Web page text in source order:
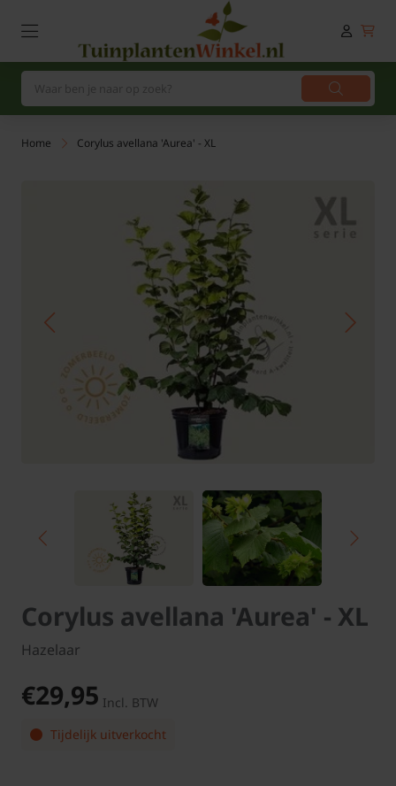
Home Corylus avellana 'Aurea' - XL
Corylus avellana 'Aurea' - XL
Hazelaar
€29,95 Incl. BTW
Tijdelijk uitverkocht